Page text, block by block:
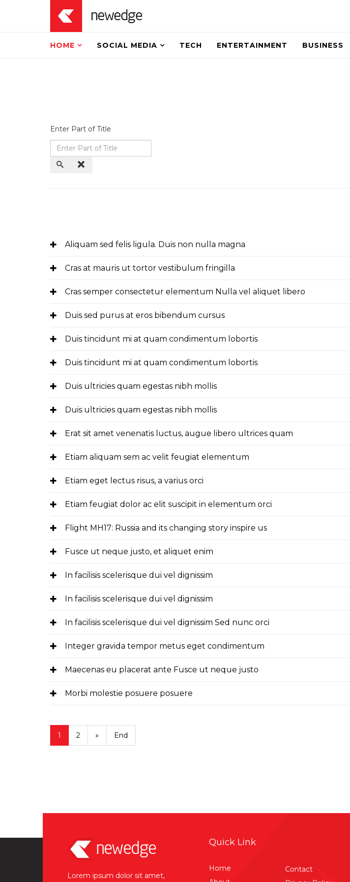
HOME SOCIAL MEDIA TECH ENTERTAINMENT BUSINESS
Enter Part of Title
Aliquam sed felis ligula. Duis non nulla magna
Cras at mauris ut tortor vestibulum fringilla
Cras semper consectetur elementum Nulla vel aliquet libero
Duis sed purus at eros bibendum cursus
Duis tincidunt mi at quam condimentum lobortis
Duis tincidunt mi at quam condimentum lobortis
Duis ultricies quam egestas nibh mollis
Duis ultricies quam egestas nibh mollis
Erat sit amet venenatis luctus, augue libero ultrices quam
Etiam aliquam sem ac velit feugiat elementum
Etiam eget lectus risus, a varius orci
Etiam feugiat dolor ac elit suscipit in elementum orci
Flight MH17: Russia and its changing story inspire us
Fusce ut neque justo, et aliquet enim
In facilisis scelerisque dui vel dignissim
In facilisis scelerisque dui vel dignissim
In facilisis scelerisque dui vel dignissim Sed nunc orci
Integer gravida tempor metus eget condimentum
Maecenas eu placerat ante Fusce ut neque justo
Morbi molestie posuere posuere
1 2 » End
Lorem ipsum dolor sit amet,
Quick Link
Home
Contact